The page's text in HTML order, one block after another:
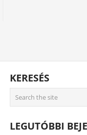
KERESÉS
LEGUTÓBBI